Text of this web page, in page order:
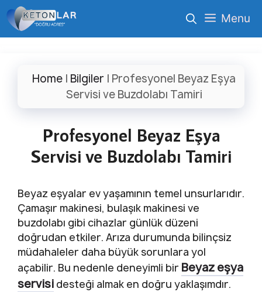
İçeriğe
atla
Menu
Home | Bilgiler | Profesyonel Beyaz Eşya
Servisi ve Buzdolabı Tamiri
Profesyonel Beyaz Eşya
Servisi ve Buzdolabı Tamiri
Beyaz eşyalar ev yaşamının temel unsurlarıdır.
Çamaşır makinesi, bulaşık makinesi ve
buzdolabı gibi cihazlar günlük düzeni
doğrudan etkiler. Arıza durumunda bilinçsiz
müdahaleler daha büyük sorunlara yol
açabilir. Bu nedenle deneyimli bir Beyaz eşya
servisi desteği almak en doğru yaklaşımdır.